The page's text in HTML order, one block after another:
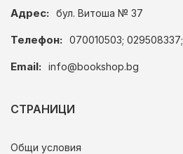
Адрес: бул. Витоша № 37
Телефон: 070010503; 029508337;
Email: info@bookshop.bg
СТРАНИЦИ
Общи условия